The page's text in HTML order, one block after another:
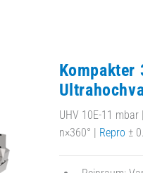
Kompakter
UHV 10E-11 mbar
n×360° |
Repro ±